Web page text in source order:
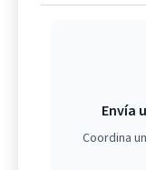
Envía
Coordina